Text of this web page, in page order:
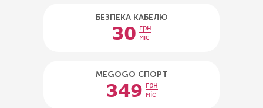
БЕЗПЕКА КАБЕЛЮ
30 грн
міс
MEGOGO СПОРТ
349 грн
міс